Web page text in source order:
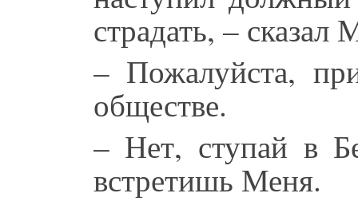
страдать, – сказал
– Пожалуйста,
обществе.
– Нет, ступай в
встретишь Меня.